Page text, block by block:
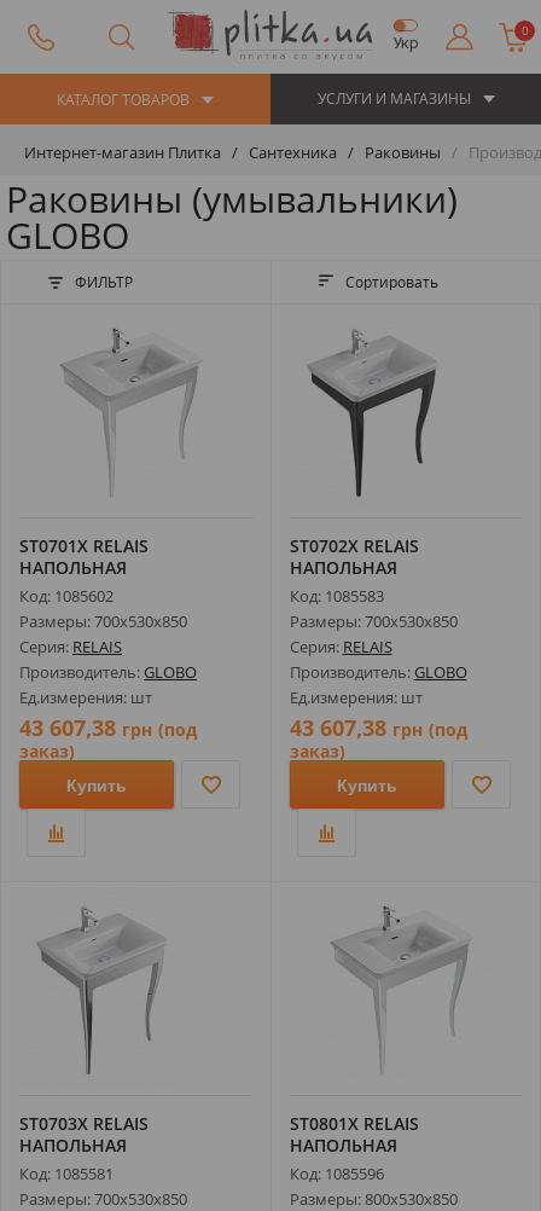
Укр
0
КАТАЛОГ ТОВАРОВ УСЛУГИ И МАГАЗИНЫ
Интернет-магазин Плитка Сантехника Раковины
Раковины (умывальники)
GLOBO
ФИЛЬТР Сортировать
ST0701X RELAIS
НАПОЛЬНАЯ
КОНСТРУКЦИЯ С
УМЫВАЛЬНИКОМ ...
Код: 1085602
Размеры: 700х530х850
Серия: RELAIS
Производитель: GLOBO
Ед.измерения: шт
43 607,38 грн (под
заказ)
Купить
ST0702X RELAIS
НАПОЛЬНАЯ
КОНСТРУКЦИЯ С
УМЫВАЛЬНИКОМ ...
Код: 1085583
Размеры: 700х530х850
Серия: RELAIS
Производитель: GLOBO
Ед.измерения: шт
43 607,38 грн (под
заказ)
Купить
ST0703X RELAIS
НАПОЛЬНАЯ
КОНСТРУКЦИЯ С
УМЫВАЛЬНИКОМ ...
Код: 1085581
Размеры: 700х530х850
ST0801X RELAIS
НАПОЛЬНАЯ
КОНСТРУКЦИЯ С
УМЫВАЛЬНИКОМ ...
Код: 1085596
Размеры: 800х530х850